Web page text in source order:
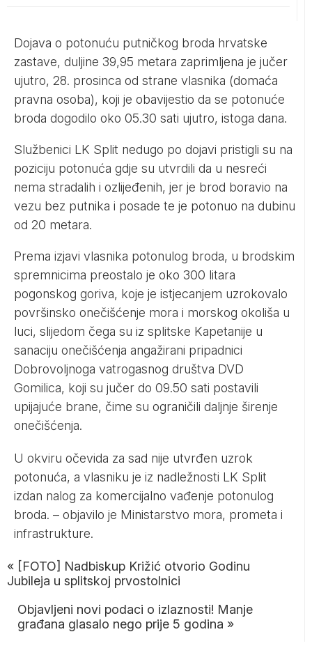
Dojava o potonuću putničkog broda hrvatske
zastave, duljine 39,95 metara zaprimljena je jučer
ujutro, 28. prosinca od strane vlasnika (domaća
pravna osoba), koji je obavijestio da se potonuće
broda dogodilo oko 05.30 sati ujutro, istoga dana.
Službenici LK Split nedugo po dojavi pristigli su na
poziciju potonuća gdje su utvrdili da u nesreći
nema stradalih i ozlijeđenih, jer je brod boravio na
vezu bez putnika i posade te je potonuo na dubinu
od 20 metara.
Prema izjavi vlasnika potonulog broda, u brodskim
spremnicima preostalo je oko 300 litara
pogonskog goriva, koje je istjecanjem uzrokovalo
površinsko onečišćenje mora i morskog okoliša u
luci, slijedom čega su iz splitske Kapetanije u
sanaciju onečišćenja angažirani pripadnici
Dobrovoljnoga vatrogasnog društva DVD
Gomilica, koji su jučer do 09.50 sati postavili
upijajuće brane, čime su ograničili daljnje širenje
onečišćenja.
U okviru očevida za sad nije utvrđen uzrok
potonuća, a vlasniku je iz nadležnosti LK Split
izdan nalog za komercijalno vađenje potonulog
broda. – objavilo je Ministarstvo mora, prometa i
infrastrukture.
« [FOTO] Nadbiskup Križić otvorio Godinu
Jubileja u splitskoj prvostolnici
Objavljeni novi podaci o izlaznosti! Manje
građana glasalo nego prije 5 godina »